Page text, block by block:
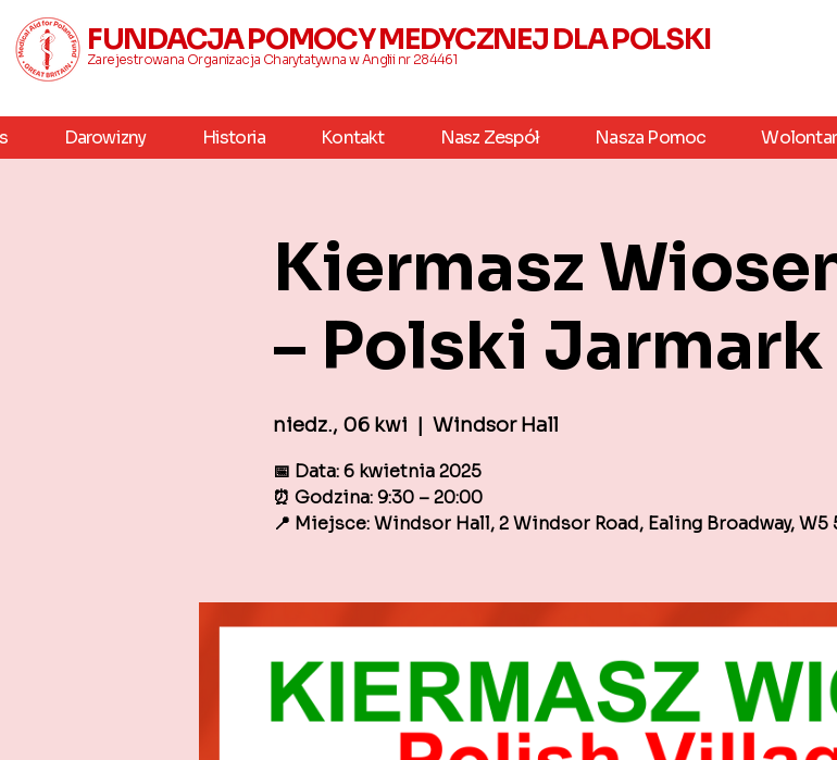
FUNDACJA POMOCY MEDYCZNEJ DLA POLSKI
Zarejestrowana Organizacja Charytatywna w Anglii nr 284461
Darowizny Historia Kontakt Nasz Zespół Nasza Pomoc
Kiermasz
– Polski
niedz., 06 kwi
  |
Windsor Hall
📅 Data: 6 kwietnia 2025
⏰ Godzina: 9:30 – 20:00
📍 Miejsce: Windsor Hall, 2 Windsor Road, Ealing Broadway, W5